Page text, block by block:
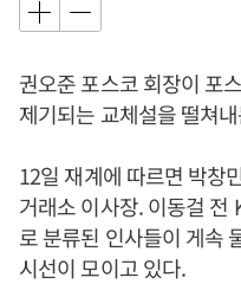
권오준 포스코 회장이 포
제기되는 교체설을 떨쳐
12일 재계에 따르면 박창
거래소 이사장. 이동걸 전
로 분류된 인사들이 게속
시선이 모이고 있다.